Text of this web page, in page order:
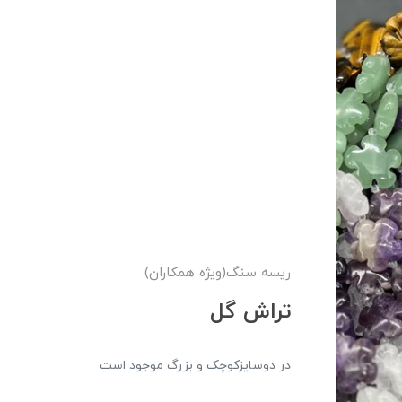
ریسه سنگ(ویژه همکاران)
تراش گل
در دوسایزکوچک و بزرگ موجود است